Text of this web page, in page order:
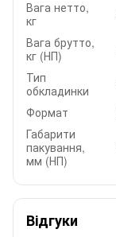
Вага нетто,
кг
Вага брутто,
кг (НП)
Тип
обкладинки
Формат
Габарити
пакування,
мм (НП)
Відгуки